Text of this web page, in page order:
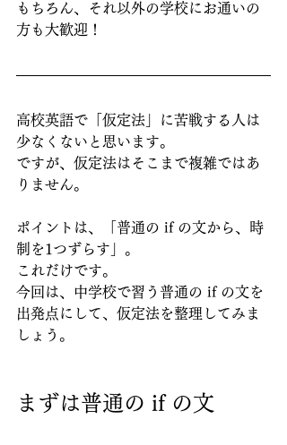
もちろん、それ以外の学校にお通いの
方も大歓迎！
高校英語で「仮定法」に苦戦する人は
少なくないと思います。
ですが、仮定法はそこまで複雑ではあ
りません。
ポイントは、「普通の if の文から、時
制を1つずらす」。
これだけです。
今回は、中学校で習う普通の if の文を
出発点にして、仮定法を整理してみま
しょう。
まずは普通の if の文